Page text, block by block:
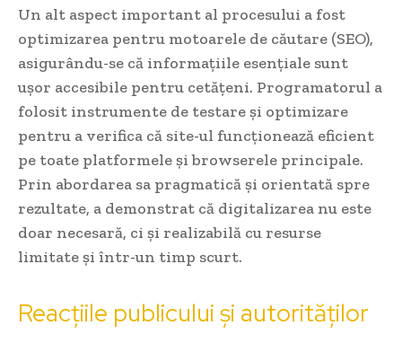
Un alt aspect important al procesului a fost
optimizarea pentru motoarele de căutare (SEO),
asigurându-se că informațiile esențiale sunt
ușor accesibile pentru cetățeni. Programatorul a
folosit instrumente de testare și optimizare
pentru a verifica că site-ul funcționează eficient
pe toate platformele și browserele principale.
Prin abordarea sa pragmatică și orientată spre
rezultate, a demonstrat că digitalizarea nu este
doar necesară, ci și realizabilă cu resurse
limitate și într-un timp scurt.
Reacțiile publicului și autorităților